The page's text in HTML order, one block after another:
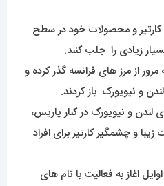
کارتیر و محصولات خود در سطح
زیادی را جلب کنند.
مرور از مرز های فرانسه گذر کرده و
و نیویورک باز کردند.
لندن و نیویورک در کنار پاریس،
و چشمگیر کارتیر برای افراد
اوایل اغاز به فعالیت با نام های